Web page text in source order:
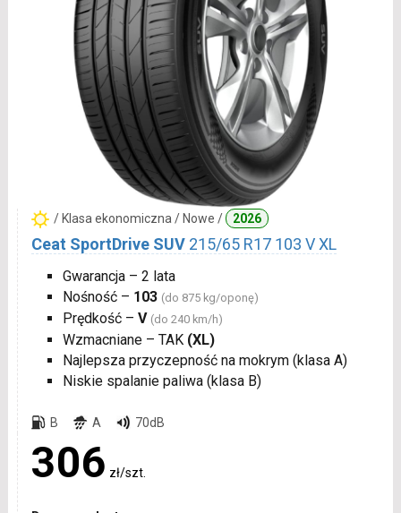
/ Klasa ekonomiczna / Nowe / 2026
Ceat SportDrive SUV 215/65 R17 103 V XL
Gwarancja – 2 lata
Nośność – 103 (do 875 kg/oponę)
Prędkość – V (do 240 km/h)
Wzmacniane – TAK (XL)
Najlepsza przyczepność na mokrym (klasa A)
Niskie spalanie paliwa (klasa B)
B A 70dB
306 zł/szt.